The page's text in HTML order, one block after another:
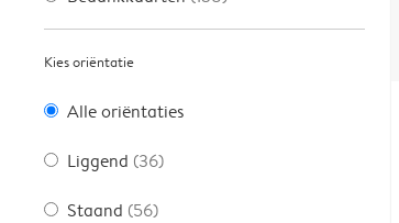
Kies oriëntatie
Alle oriëntaties
Liggend (36)
Staand (56)